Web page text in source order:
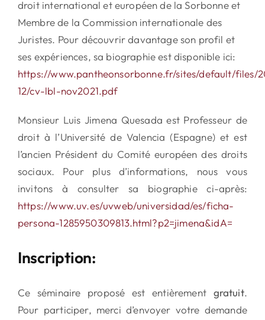
droit international et européen de la Sorbonne et
Membre de la Commission internationale des
Juristes. Pour découvrir davantage son profil et
ses expériences, sa biographie est disponible ici:
https://www.pantheonsorbonne.fr/sites/default/files/
12/cv-lbl-nov2021.pdf
Monsieur Luis Jimena Quesada est Professeur de
droit à l’Université de Valencia (Espagne) et est
l’ancien Président du Comité européen des droits
sociaux. Pour plus d’informations, nous vous
invitons à consulter sa biographie ci-après:
https://www.uv.es/uvweb/universidad/es/ficha-
persona-1285950309813.html?p2=jimena&idA=
Inscription:
Ce séminaire proposé est entièrement gratuit.
Pour participer, merci d’envoyer votre demande